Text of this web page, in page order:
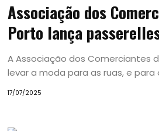
Associação dos
Porto lança
A Associação dos Comerciantes
levar a moda para as ruas, e para
17/07/2025